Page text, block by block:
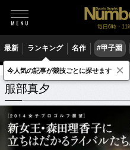
毎日6時・11
最新 ランキング 名作 #甲子園
服部真夕 関連記事
服部真夕
今人気の記事が競技ごとに探せます ×